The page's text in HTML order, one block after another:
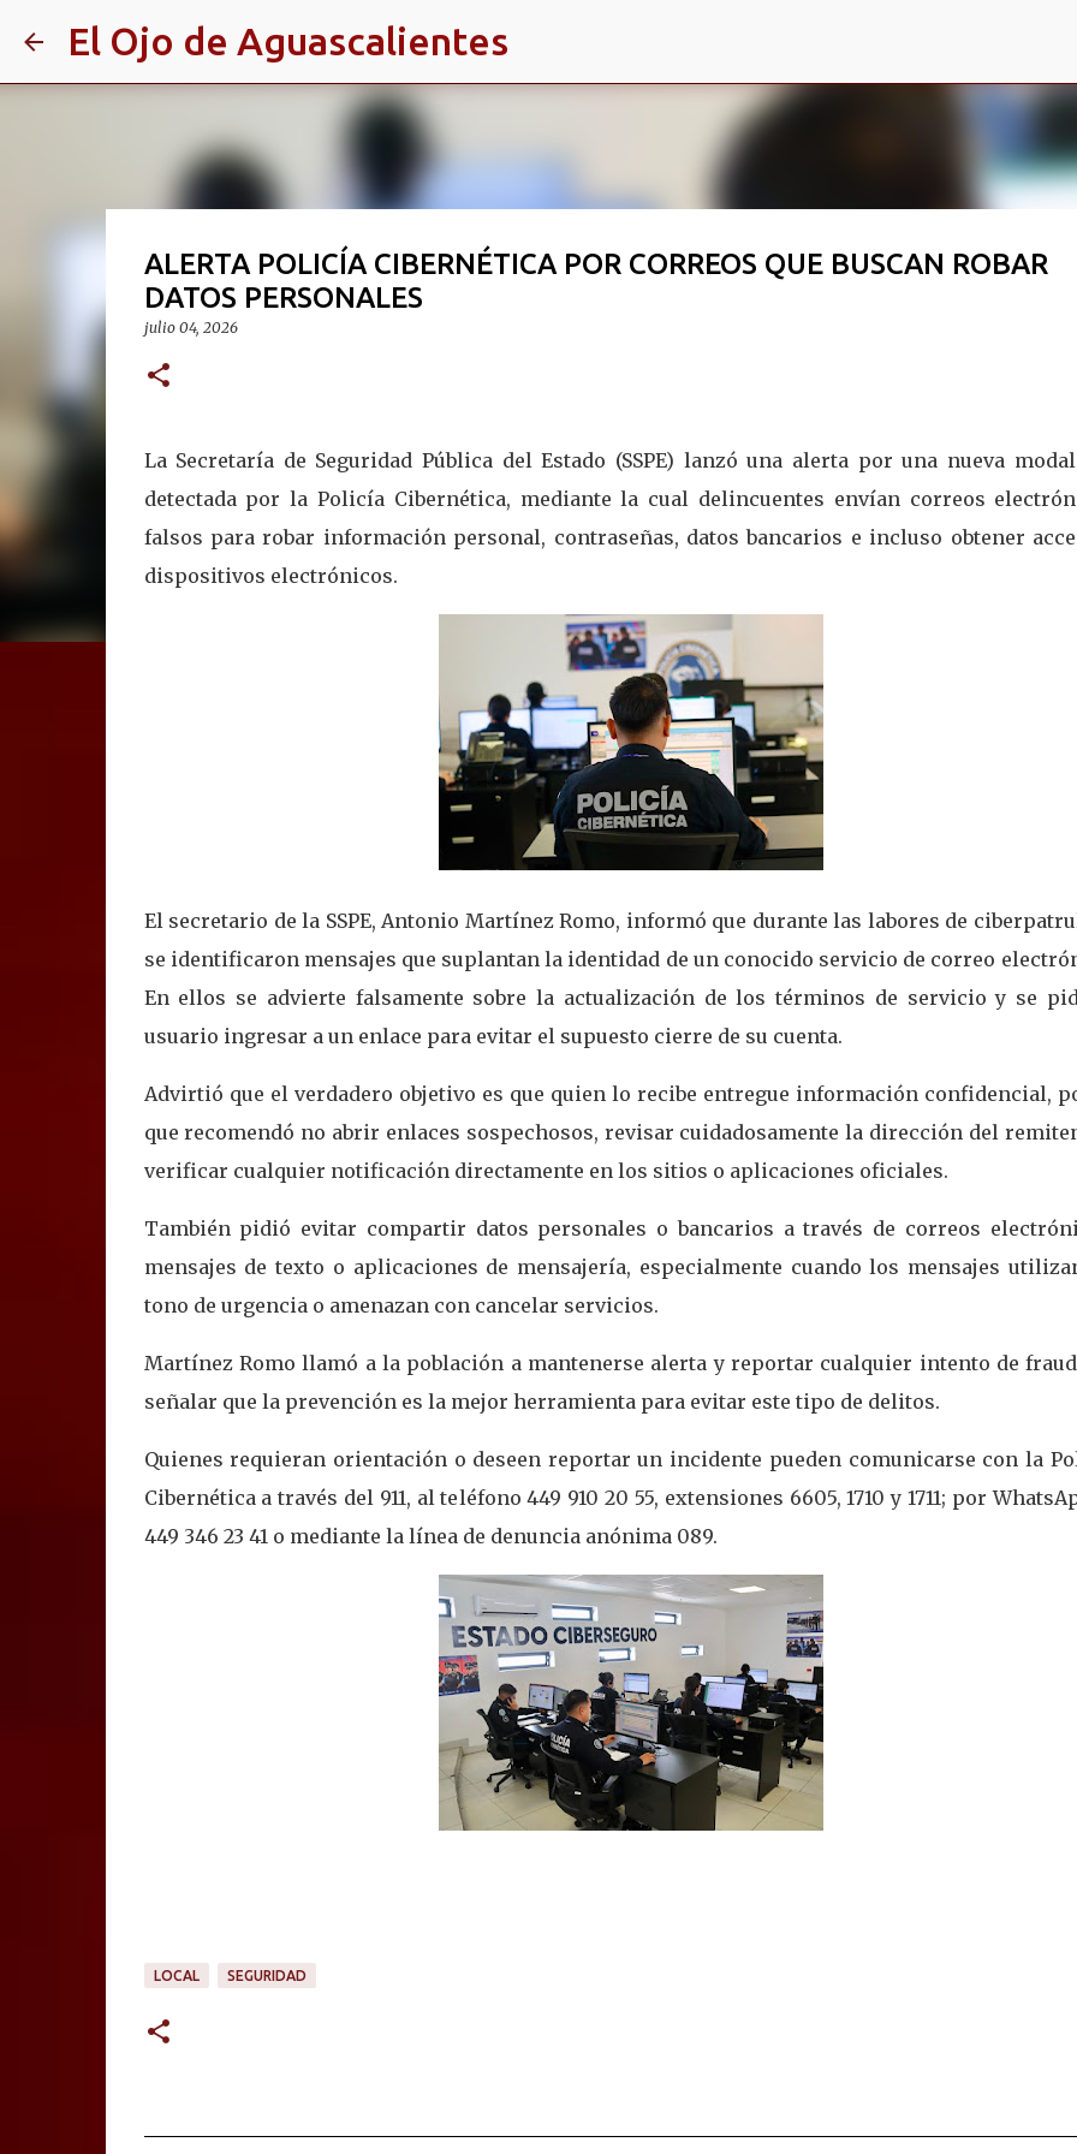
El Ojo de Aguascalientes
ALERTA POLICÍA CIBERNÉTICA POR CORREOS QUE BUSCAN ROBAR
DATOS PERSONALES
julio 04, 2026
La Secretaría de Seguridad Pública del Estado (SSPE) lanzó una alerta por una nueva
detectada por la Policía Cibernética, mediante la cual delincuentes envían correos
falsos para robar información personal, contraseñas, datos bancarios e incluso obtener
dispositivos electrónicos.
El secretario de la SSPE, Antonio Martínez Romo, informó que durante las labores de
se identificaron mensajes que suplantan la identidad de un conocido servicio de correo
En ellos se advierte falsamente sobre la actualización de los términos de servicio y se
usuario ingresar a un enlace para evitar el supuesto cierre de su cuenta.
Advirtió que el verdadero objetivo es que quien lo recibe entregue información confidencial,
que recomendó no abrir enlaces sospechosos, revisar cuidadosamente la dirección del
verificar cualquier notificación directamente en los sitios o aplicaciones oficiales.
También pidió evitar compartir datos personales o bancarios a través de correos
mensajes de texto o aplicaciones de mensajería, especialmente cuando los mensajes
tono de urgencia o amenazan con cancelar servicios.
Martínez Romo llamó a la población a mantenerse alerta y reportar cualquier intento de
señalar que la prevención es la mejor herramienta para evitar este tipo de delitos.
Quienes requieran orientación o deseen reportar un incidente pueden comunicarse con la
Cibernética a través del 911, al teléfono 449 910 20 55, extensiones 6605, 1710 y 1711; por
449 346 23 41 o mediante la línea de denuncia anónima 089.
LOCAL SEGURIDAD